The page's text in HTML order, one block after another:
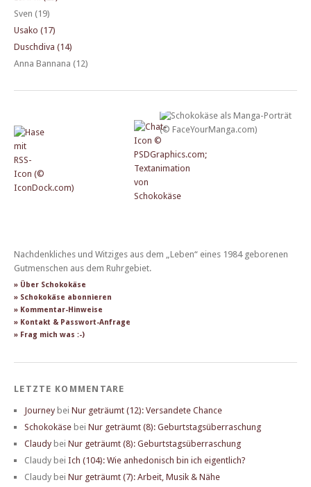
Sven (19)
Usako (17)
Duschdiva (14)
Anna Bannana (12)
Nachdenkliches und Witziges aus dem „Leben“ eines 1984 geborenen
Gutmenschen aus dem Ruhrgebiet.
» Über Schokokäse
» Schokokäse abonnieren
» Kommentar-Hinweise
» Kontakt & Passwort-Anfrage
» Frag mich was :-)
LETZTE KOMMENTARE
Journey bei Nur geträumt (12): Versandete Chance
Schokokäse bei Nur geträumt (8): Geburtstagsüberraschung
Claudy bei Nur geträumt (8): Geburtstagsüberraschung
Claudy bei Ich (104): Wie anhedonisch bin ich eigentlich?
Claudy bei Nur geträumt (7): Arbeit, Musik & Nähe